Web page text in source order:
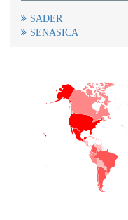
SADER
SENASICA